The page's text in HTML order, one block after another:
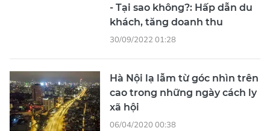
- Tại sao không?: Hấp dẫn du
khách, tăng doanh thu
30/09/2022 01:28
Hà Nội lạ lẫm từ góc nhìn trên
cao trong những ngày cách ly
xã hội
06/04/2020 00:38